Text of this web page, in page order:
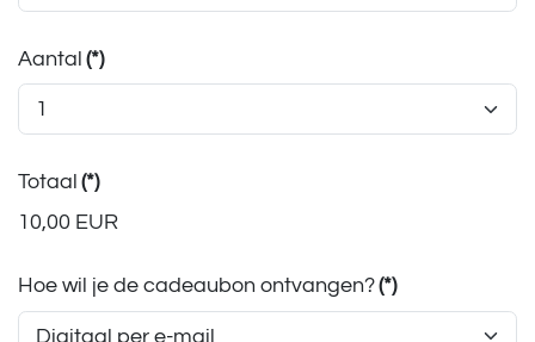
Aantal (*)
Totaal (*)
10,00 EUR
Hoe wil je de cadeaubon ontvangen?(*)